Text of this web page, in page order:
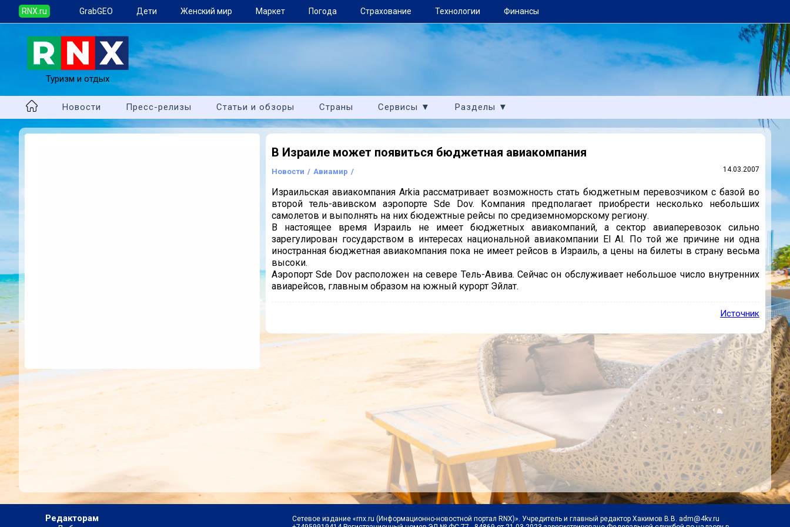
RNX.ru GrabGEO Дети Женский мир Маркет Погода Страхование Технологии Финансы
Туризм и отдых
Новости Пресс-релизы Статьи и обзоры Страны Сервисы ▼ Разделы ▼
В Израиле может появиться бюджетная авиакомпания
14.03.2007
Новости / Авиамир /
Израильская авиакомпания Arkia рассматривает возможность стать бюджетным перевозчиком с базой во
второй тель-авивском аэропорте Sde Dov. Компания предполагает приобрести несколько небольших
самолетов и выполнять на них бюдежтные рейсы по средиземноморскому региону.
В настоящее время Израиль не имеет бюджетных авиакомпаний, а сектор авиаперевозок сильно
зарегулирован государством в интересах национальной авиакомпании El Al. По той же причине ни одна
иностранная бюджетная авиакомпания пока не имеет рейсов в Израиль, а цены на билеты в страну весьма
высоки.
Аэропорт Sde Dov расположен на севере Тель-Авива. Сейчас он обслуживает небольшое число внутренних
авиарейсов, главным образом на южный курорт Эйлат.
Источник
Редакторам
Сетевое издание «rnx.ru (Информационно-новостной портал RNX)». Учредитель и главный редактор Хакимов В.В. adm@4kv.ru